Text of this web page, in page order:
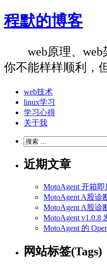
程默的博客
web原理、
你不能样样顺利，
web技术
linux学习
学习心得
关于我
近期文章
MotoAgent 开箱
MotoAgent A股
MotoAgent A股
MotoAgent v1.0.8
MotoAgent 的
网站标签(Tags)